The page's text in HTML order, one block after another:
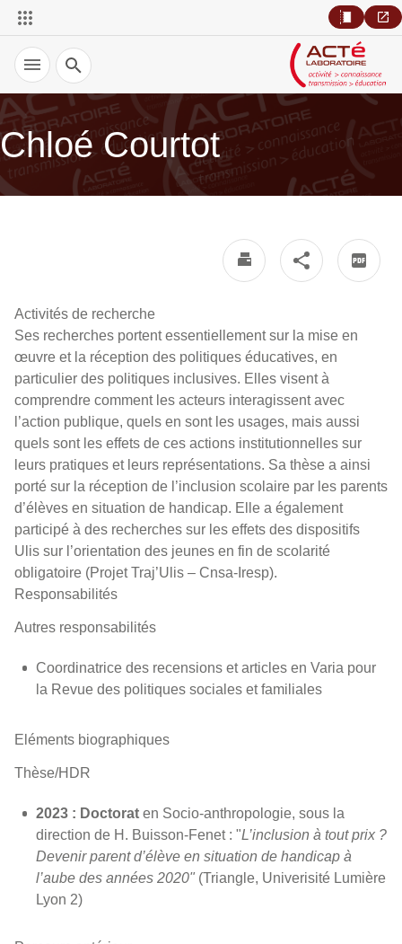
Recherche
Chloé Courtot
Activités de recherche
Ses recherches portent essentiellement sur la mise en
œuvre et la réception des politiques éducatives, en
particulier des politiques inclusives. Elles visent à
comprendre comment les acteurs interagissent avec
l’action publique, quels en sont les usages, mais aussi
quels sont les effets de ces actions institutionnelles sur
leurs pratiques et leurs représentations. Sa thèse a ainsi
porté sur la réception de l’inclusion scolaire par les parents
d’élèves en situation de handicap. Elle a également
participé à des recherches sur les effets des dispositifs
Ulis sur l’orientation des jeunes en fin de scolarité
obligatoire (Projet Traj’Ulis – Cnsa-Iresp).
Responsabilités
Autres responsabilités
Coordinatrice des recensions et articles en Varia pour
la Revue des politiques sociales et familiales
Eléments biographiques
Thèse/HDR
2023 : Doctorat en Socio-anthropologie, sous la
direction de H. Buisson-Fenet : "L’inclusion à tout prix ?
Devenir parent d’élève en situation de handicap à
l’aube des années 2020" (Triangle, Univerisité Lumière
Lyon 2)